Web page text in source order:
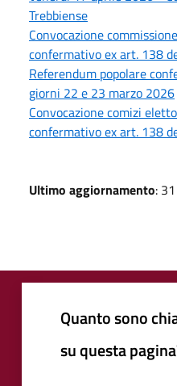
Trebbiense
Convocazione
confermativo ex art. 138
Referendum popolare
giorni 22 e 23 marzo 2026
Convocazione comizi
confermativo ex art. 138
Ultimo aggiornamento:
Quanto sono
su questa